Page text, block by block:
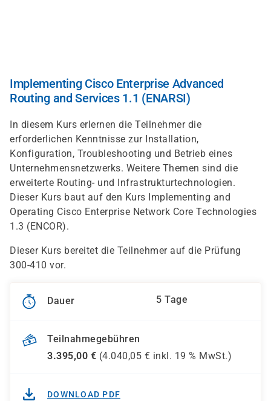
Implementing Cisco Enterprise Advanced
Routing and Services 1.1 (ENARSI)
In diesem Kurs erlernen die Teilnehmer die
erforderlichen Kenntnisse zur Installation,
Konfiguration, Troubleshooting und Betrieb eines
Unternehmensnetzwerks. Weitere Themen sind die
erweiterte Routing- und Infrastrukturtechnologien.
Dieser Kurs baut auf den Kurs Implementing and
Operating Cisco Enterprise Network Core Technologies
1.3 (ENCOR).
Dieser Kurs bereitet die Teilnehmer auf die Prüfung
300-410 vor.
Dauer 5 Tage
Teilnahmegebühren
3.395,00 € (4.040,05 € inkl. 19 % MwSt.)
DOWNLOAD PDF